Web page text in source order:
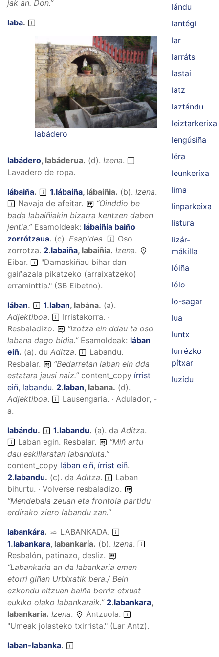
jak an. Don.”
laba.
labádero
labádero, labáderua. (d). Izena.
Lavadero de ropa.
lábaiña. 1.lábaiña, lábaiñia. (b). Izena.
Navaja de afeitar.
“Oinddio be
bada labaiñiakin bizarra kentzen daben
jentia.” Esamoldeak: lábaiñia baiño
zorrótzaua. (c). Esapidea.
Oso
zorrotza. 2.labaiña, labaiñia. Izena.
Eibar.
"Damaskiñau bihar dan
gaiñazala pikatzeko (arraixatzeko)
erraminttia." (SB Eibetno).
lában. 1.laban, labána. (a).
Adjektiboa.
Irristakorra. ·
Resbaladizo.
“Izotza ein ddau ta oso
labana dago bidia.” Esamoldeak: lában
eiñ. (a). du Aditza.
Labandu.
Resbalar.
“Bedarretan laban ein dda
estatara jausi naiz.” content_copy írrist
eiñ, labandu. 2.laban, labana. (d).
Adjektiboa.
Lausengaria. · Adulador, -
a.
labándu. 1.labandu. (a). da Aditza.
Laban egin. Resbalar.
“Miñ artu
dau eskillaratan labanduta.”
content_copy lában eiñ, írrist eiñ.
2.labandu. (c). da Aditza.
Laban
bihurtu. · Volverse resbaladizo.
“Mendebala zeuan eta frontoia partidu
erdirako ziero labandu zan.”
labankára. LABANKADA.
1.labankara, labankaría. (b). Izena.
Resbalón, patinazo, desliz.
“Labankaria an da labankaria emen
etorri giñan Urbixatik bera./ Bein
ezkondu nitzuan baiña berriz etxuat
eukiko olako labankaraik.” 2.labankara,
labankaria. Izena.
Antzuola.
"Umeak jolasteko txirrista." (Lar Antz).
laban-labanka.
lándu
lantégi
lar
larráts
lastai
latz
laztándu
leiztarkerixa
lengúsiña
léra
leunkeríxa
líma
linparkeixa
listura
lizár-
mákilla
lóiña
lólo
lo-sagar
lua
luntx
lurrézko
pítxar
luzídu